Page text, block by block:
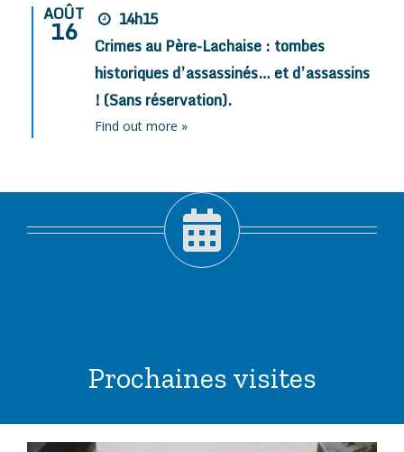
AOÛT
16
14h15
Crimes au Père-Lachaise : tombes
historiques d’assassinés… et d’assassins
! (Sans réservation).
Find out more »
Prochaines visites